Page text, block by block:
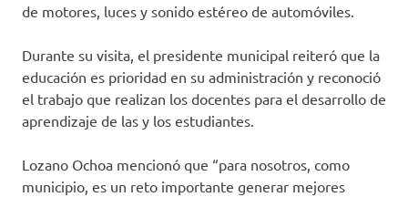
de motores, luces y sonido estéreo de automóviles.
Durante su visita, el presidente municipal reiteró que la
educación es prioridad en su administración y reconoció
el trabajo que realizan los docentes para el desarrollo de
aprendizaje de las y los estudiantes.
Lozano Ochoa mencionó que “para nosotros, como
municipio, es un reto importante generar mejores